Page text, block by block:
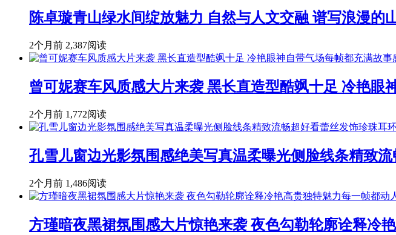
陈卓璇青山绿水间绽放魅力 自然与人文交融 谱写浪漫的
2个月前 2,387阅读
曾可妮赛车风质感大片来袭 黑长直造型酷飒十足 冷艳眼
2个月前 1,772阅读
孔雪儿窗边光影氛围感绝美写真温柔曝光侧脸线条精致
2个月前 1,486阅读
方瑾暗夜黑裙氛围感大片惊艳来袭 夜色勾勒轮廓诠释冷